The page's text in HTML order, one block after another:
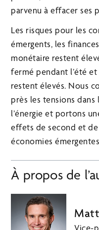
parvenu à effacer ses
Les risques pour les
émergents, les
monétaire restent
fermé pendant l’été et
restent élevés. Nous
près les tensions dans
l’énergie et portons
effets de second et
économies
À propos de
Vice-